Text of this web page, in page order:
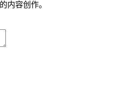
的内容创作。